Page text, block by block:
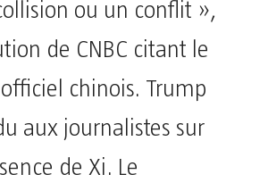
ou un conflit »,
de CNBC citant le
chinois. Trump
aux journalistes sur
de Xi. Le